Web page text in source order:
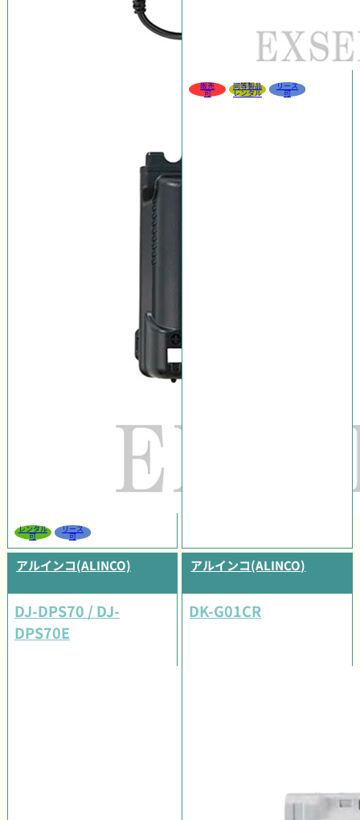
レンタル
可
リース
可
販売
可
同等製品
レンタル
リース
可
アルインコ(ALINCO)
DJ-DPS70 / DJ-
DPS70E
アルインコ(ALINCO)
DK-G01CR